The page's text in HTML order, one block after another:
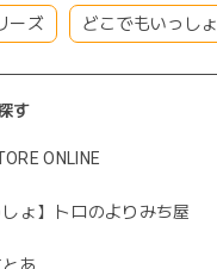
ーズ どこでもいっしょ
す
ONLINE
しょ】トロのよりみち屋